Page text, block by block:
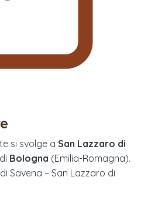
si svolge a San Lazzaro di
Bologna (Emilia-Romagna).
Savena – San Lazzaro di